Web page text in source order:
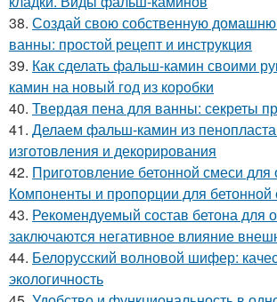
38. Создай свою собственную
ванны: простой рецепт и инструкция
39. Как сделать фальш-камин своими
камин на новый год из коробки
40. Твердая пена для ванны: секреты
41. Делаем фальш-камин из
изготовления и декорирования
42. Приготовление бетонной смеси для
Компоненты и пропорции для бетонной
43. Рекомендуемый состав бетона для
заключаются негативное влияние
44. Белорусский волновой шифер:
экологичность